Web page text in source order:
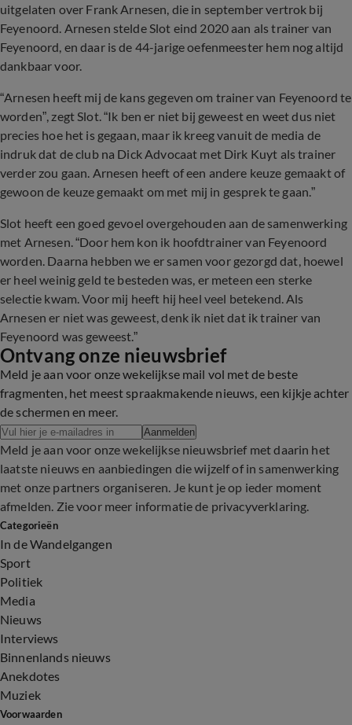
uitgelaten over Frank Arnesen, die in september vertrok bij
Feyenoord. Arnesen stelde Slot eind 2020 aan als trainer van
Feyenoord, en daar is de 44-jarige oefenmeester hem nog altijd
dankbaar voor.
“Arnesen heeft mij de kans gegeven om trainer van Feyenoord te
worden”, zegt Slot. “Ik ben er niet bij geweest en weet dus niet
precies hoe het is gegaan, maar ik kreeg vanuit de media de
indruk dat de club na Dick Advocaat met Dirk Kuyt als trainer
verder zou gaan. Arnesen heeft of een andere keuze gemaakt of
gewoon de keuze gemaakt om met mij in gesprek te gaan.”
Slot heeft een goed gevoel overgehouden aan de samenwerking
met Arnesen. “Door hem kon ik hoofdtrainer van Feyenoord
worden. Daarna hebben we er samen voor gezorgd dat, hoewel
er heel weinig geld te besteden was, er meteen een sterke
selectie kwam. Voor mij heeft hij heel veel betekend. Als
Arnesen er niet was geweest, denk ik niet dat ik trainer van
Feyenoord was geweest.”
Ontvang onze nieuwsbrief
Meld je aan voor onze wekelijkse mail vol met de beste
fragmenten, het meest spraakmakende nieuws, een kijkje achter
de schermen en meer.
Aanmelden
Meld je aan voor onze wekelijkse nieuwsbrief met daarin het
laatste nieuws en aanbiedingen die wijzelf of in samenwerking
met onze partners organiseren. Je kunt je op ieder moment
afmelden. Zie voor meer informatie de privacyverklaring.
Categorieën
In de Wandelgangen
Sport
Politiek
Media
Nieuws
Interviews
Binnenlands nieuws
Anekdotes
Muziek
Voorwaarden